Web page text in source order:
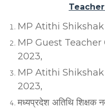
MP Atithi
MP Guest
2023,
MP Atithi
2023,
मध्यप्रदेश अतिथि